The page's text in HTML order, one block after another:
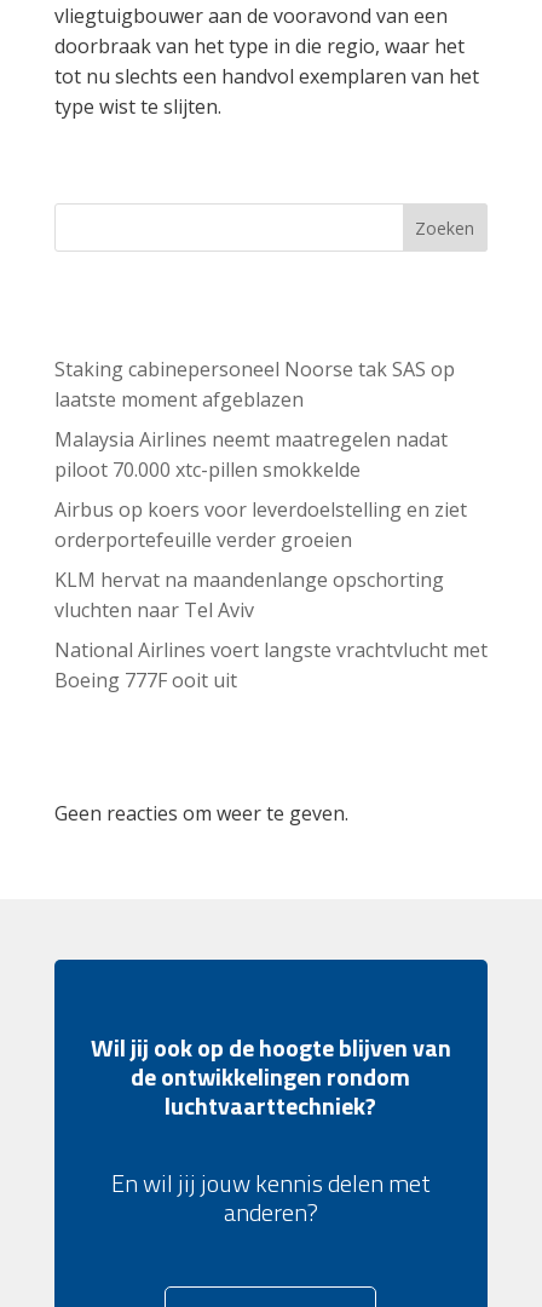
vliegtuigbouwer aan de vooravond van een
doorbraak van het type in die regio, waar het
tot nu slechts een handvol exemplaren van het
type wist te slijten.
Zoeken
Staking cabinepersoneel Noorse tak SAS op
laatste moment afgeblazen
Malaysia Airlines neemt maatregelen nadat
piloot 70.000 xtc-pillen smokkelde
Airbus op koers voor leverdoelstelling en ziet
orderportefeuille verder groeien
KLM hervat na maandenlange opschorting
vluchten naar Tel Aviv
National Airlines voert langste vrachtvlucht met
Boeing 777F ooit uit
Geen reacties om weer te geven.
Wil jij ook op de hoogte blijven van
de ontwikkelingen rondom
luchtvaarttechniek?
En wil jij jouw kennis delen met
anderen?